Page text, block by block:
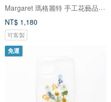
Margaret 瑪格麗特 手工花藝品 ｜押花｜手機殼｜酒精瓶｜婚禮小物
NT$ 1,180
可客製
免運